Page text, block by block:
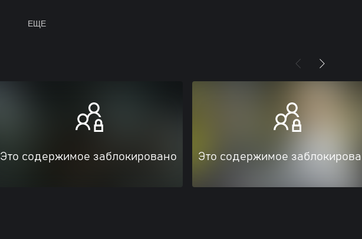
ЕЩЕ
Это содержимое заблокировано Это содержимое